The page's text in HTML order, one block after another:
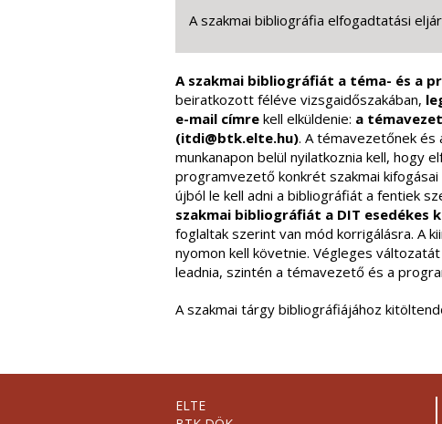
A szakmai bibliográfia elfogadtatási
A szakmai bibliográfiát a téma- és a
beiratkozott féléve vizsgaidőszakában,
e-mail címre kell elküldenie: a
(itdi@btk.elte.hu). A témavezetőnek
munkanapon belül nyilatkoznia kell, hogy
programvezető konkrét szakmai
újból le kell adni a bibliográfiát a fentiek
szakmai bibliográfiát a DIT esedékes
foglaltak szerint van mód korrigálásra. A
nyomon kell követnie. Végleges
leadnia, szintén a témavezető és a
A szakmai tárgy bibliográfiájához
ELTE